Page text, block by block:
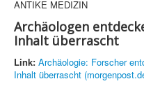
ANTIKE MEDIZIN
Archäologen
Inhalt überrascht
Link: Archäologie: Forscher
Inhalt überrascht